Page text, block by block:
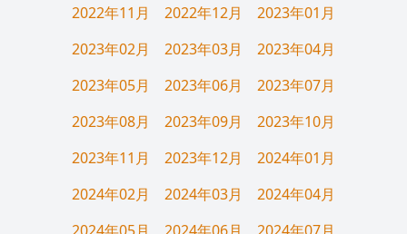
2022年11月
2022年12月
2023年01月
2023年02月
2023年03月
2023年04月
2023年05月
2023年06月
2023年07月
2023年08月
2023年09月
2023年10月
2023年11月
2023年12月
2024年01月
2024年02月
2024年03月
2024年04月